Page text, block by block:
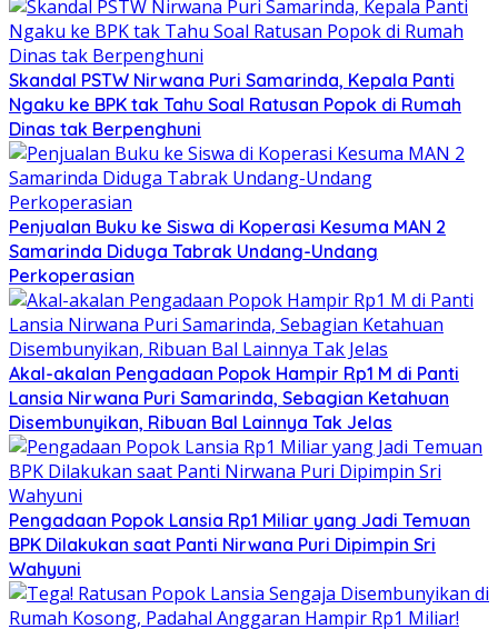
Skandal PSTW Nirwana Puri Samarinda, Kepala Panti
Ngaku ke BPK tak Tahu Soal Ratusan Popok di Rumah
Dinas tak Berpenghuni
Penjualan Buku ke Siswa di Koperasi Kesuma MAN 2
Samarinda Diduga Tabrak Undang-Undang
Perkoperasian
Akal-akalan Pengadaan Popok Hampir Rp1 M di Panti
Lansia Nirwana Puri Samarinda, Sebagian Ketahuan
Disembunyikan, Ribuan Bal Lainnya Tak Jelas
Pengadaan Popok Lansia Rp1 Miliar yang Jadi Temuan
BPK Dilakukan saat Panti Nirwana Puri Dipimpin Sri
Wahyuni